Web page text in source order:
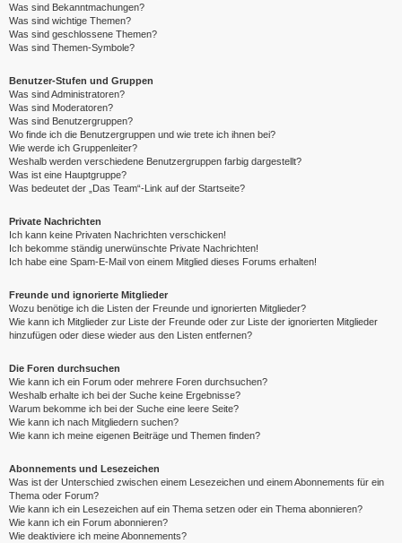
Was sind Bekanntmachungen?
Was sind wichtige Themen?
Was sind geschlossene Themen?
Was sind Themen-Symbole?
Benutzer-Stufen und Gruppen
Was sind Administratoren?
Was sind Moderatoren?
Was sind Benutzergruppen?
Wo finde ich die Benutzergruppen und wie trete ich ihnen bei?
Wie werde ich Gruppenleiter?
Weshalb werden verschiedene Benutzergruppen farbig dargestellt?
Was ist eine Hauptgruppe?
Was bedeutet der „Das Team“-Link auf der Startseite?
Private Nachrichten
Ich kann keine Privaten Nachrichten verschicken!
Ich bekomme ständig unerwünschte Private Nachrichten!
Ich habe eine Spam-E-Mail von einem Mitglied dieses Forums erhalten!
Freunde und ignorierte Mitglieder
Wozu benötige ich die Listen der Freunde und ignorierten Mitglieder?
Wie kann ich Mitglieder zur Liste der Freunde oder zur Liste der ignorierten Mitglieder
hinzufügen oder diese wieder aus den Listen entfernen?
Die Foren durchsuchen
Wie kann ich ein Forum oder mehrere Foren durchsuchen?
Weshalb erhalte ich bei der Suche keine Ergebnisse?
Warum bekomme ich bei der Suche eine leere Seite?
Wie kann ich nach Mitgliedern suchen?
Wie kann ich meine eigenen Beiträge und Themen finden?
Abonnements und Lesezeichen
Was ist der Unterschied zwischen einem Lesezeichen und einem Abonnements für ein
Thema oder Forum?
Wie kann ich ein Lesezeichen auf ein Thema setzen oder ein Thema abonnieren?
Wie kann ich ein Forum abonnieren?
Wie deaktiviere ich meine Abonnements?